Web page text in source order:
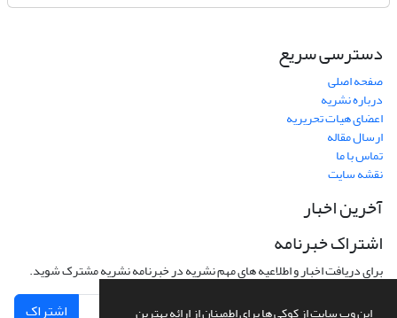
این وب سایت از کوکی ها برای اطمینان از ارائه بهترین
دسترسی سریع
صفحه اصلی
درباره نشریه
اعضای هیات تحریریه
ارسال مقاله
تماس با ما
نقشه سایت
آخرین اخبار
اشتراک خبرنامه
برای دریافت اخبار و اطلاعیه های مهم نشریه در خبرنامه نشریه مشترک شوید.
اشتراک